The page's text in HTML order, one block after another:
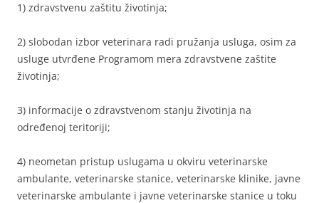
1) zdravstvenu zaštitu životinja;
2) slobodan izbor veterinara radi pružanja usluga, osim za
usluge utvrđene Programom mera zdravstvene zaštite
životinja;
3) informacije o zdravstvenom stanju životinja na
određenoj teritoriji;
4) neometan pristup uslugama u okviru veterinarske
ambulante, veterinarske stanice, veterinarske klinike, javne
veterinarske ambulante i javne veterinarske stanice u toku